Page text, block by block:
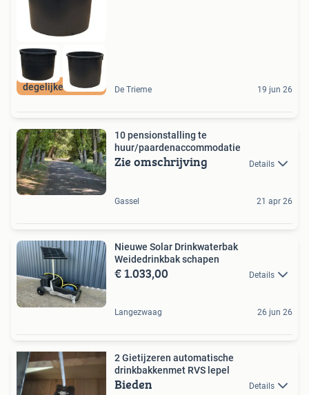
degelijke kwalitei De Trieme 19 jun 26
10 pensionstalling te
huur/paardenaccommodatie
Zie omschrijving Details
Gassel 21 apr 26
Nieuwe Solar Drinkwaterbak
Weidedrinkbak schapen
€ 1.033,00 Details
Langezwaag 26 jun 26
2 Gietijzeren automatische
drinkbakkenmet RVS lepel
Bieden Details